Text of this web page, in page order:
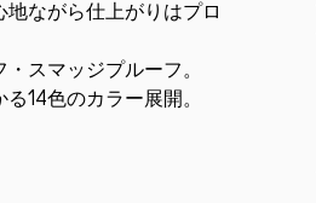
地ながら仕上がりはプロ
スマッジプルーフ。
14色のカラー展開。